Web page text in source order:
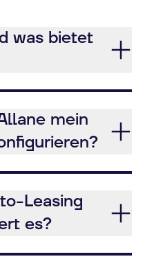
was bietet
mein
Leasing
es?